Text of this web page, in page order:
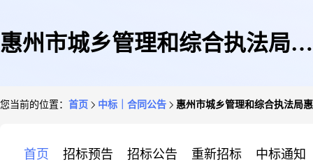
惠州市城乡管理和综合执法局惠
您当前的位置： 首页 中标｜合同公告 惠州市城乡管理和综合执法局
首页 招标预告 招标公告 重新招标 中标通知